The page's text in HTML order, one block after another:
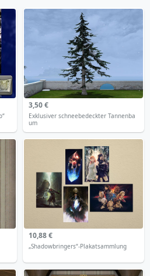
3,50 €
Exklusiver schneebedeckter Tannenba
um
10,88 €
„Shadowbringers“-Plakatsammlung